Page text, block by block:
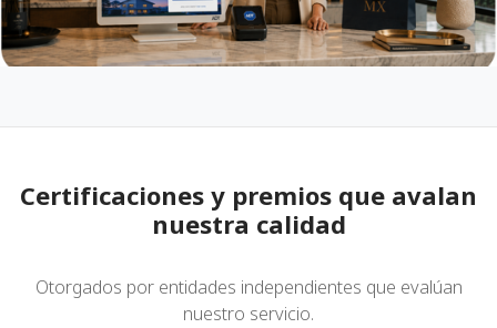
Certificaciones y premios que avalan
nuestra calidad
Otorgados por entidades independientes que evalúan
nuestro servicio.